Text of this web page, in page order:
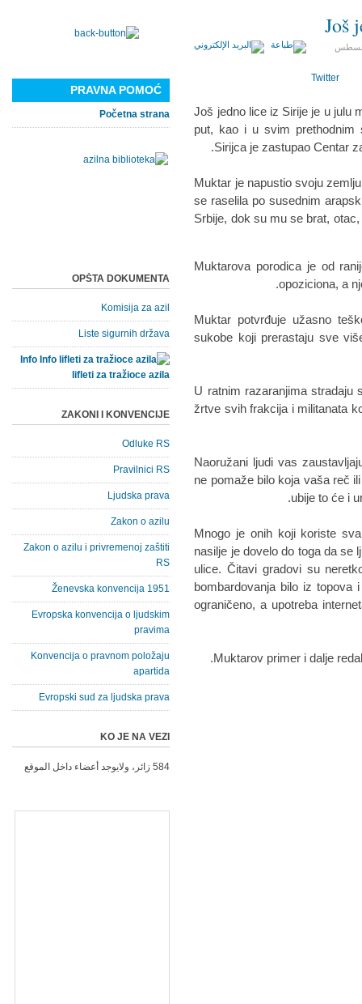
Još
أغسطس
Twitter
Još jedno lice iz Sirije je u julu
put, kao i u svim prethodnim
Sirijca je zastupao Centar
Muktar je napustio svoju
se raselila po susednim
Srbije, dok su mu se brat,
Muktarova porodica je od
opoziciona, a
Muktar potvrđuje užasno
sukobe koji prerastaju sve
U ratnim razaranjima stradaju
žrtve svih frakcija i militanata
„Naoružani ljudi vas
ne pomaže bilo koja vaša reč
ubije to će i
Mnogo je onih koji koriste
nasilje je dovelo do toga da se
ulice. Čitavi gradovi su
bombardovanja bilo iz topova
ograničeno, a upotreba
Muktarov primer i dalje
PRAVNA POMOĆ
Početna strana
OPŠTA DOKUMENTA
Komisija za azil
Liste sigurnih država
Info
lifleti za tražioce azila
ZAKONI I KONVENCIJE
Odluke RS
Pravilnici RS
Ljudska prava
Zakon o azilu
Zakon o azilu i privremenoj zaštiti
RS
Ženevska konvencija 1951
Evropska konvencija o ljudskim
pravima
Konvencija o pravnom položaju
apartida
Evropski sud za ljudska prava
KO JE NA VEZI
584 زائر، ولايوجد أعضاء داخل الموقع